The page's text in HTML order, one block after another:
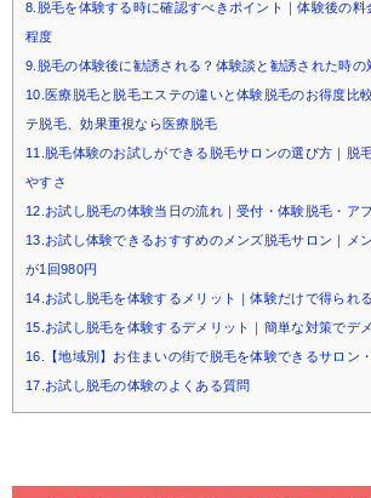
8.脱毛を体験する時に確認すべきポイント｜体験後の
程度
9.脱毛の体験後に勧誘される？体験談と勧誘された時の
10.医療脱毛と脱毛エステの違いと体験脱毛のお得度比
テ脱毛、効果重視なら医療脱毛
11.脱毛体験のお試しができる脱毛サロンの選び方｜脱
やすさ
12.お試し脱毛の体験当日の流れ｜受付・体験脱毛・ア
13.お試し体験できるおすすめのメンズ脱毛サロン｜メ
が1回980円
14.お試し脱毛を体験するメリット｜体験だけで得られ
15.お試し脱毛を体験するデメリット｜簡単な対策でデ
16.【地域別】お住まいの街で脱毛を体験できるサロン
17.お試し脱毛の体験のよくある質問